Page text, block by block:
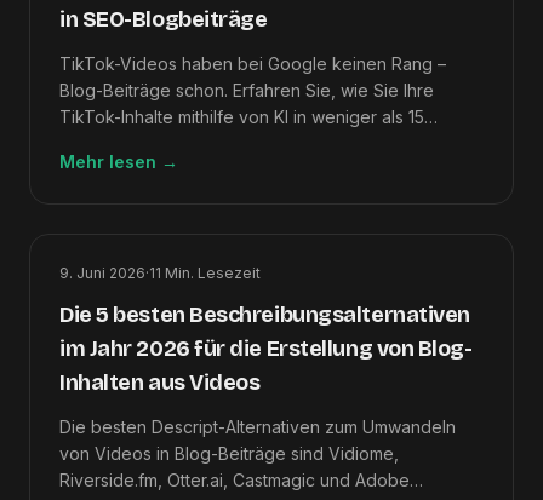
in SEO-Blogbeiträge
TikTok-Videos haben bei Google keinen Rang –
Blog-Beiträge schon. Erfahren Sie, wie Sie Ihre
TikTok-Inhalte mithilfe von KI in weniger als 15
Mehr lesen →
9. Juni 2026·11 Min. Lesezeit
Die 5 besten Beschreibungsalternativen
im Jahr 2026 für die Erstellung von Blog-
Inhalten aus Videos
Die besten Descript-Alternativen zum Umwandeln
von Videos in Blog-Beiträge sind Vidiome,
Riverside.fm, Otter.ai, Castmagic und Adobe